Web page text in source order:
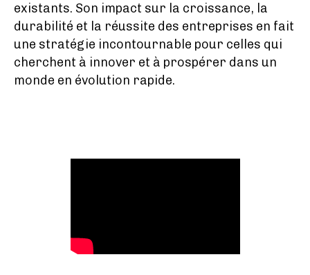
existants. Son impact sur la croissance, la
durabilité et la réussite des entreprises en fait
une stratégie incontournable pour celles qui
cherchent à innover et à prospérer dans un
monde en évolution rapide.